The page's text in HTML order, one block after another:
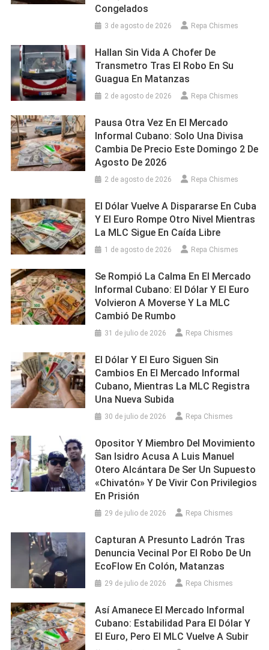
Congelados
3 de agosto de 2026 Repa Chismes
Hallan Sin Vida A Chofer De
Transmetro Tras El Robo En Su
Guagua En Matanzas
2 de agosto de 2026 Repa Chismes
Pausa Otra Vez En El Mercado
Informal Cubano: Solo Una Divisa
Cambia De Precio Este Domingo 2 De
Agosto De 2026
2 de agosto de 2026 Repa Chismes
El Dólar Vuelve A Dispararse En Cuba
Y El Euro Rompe Otro Nivel Mientras
La MLC Sigue En Caída Libre
1 de agosto de 2026 Repa Chismes
Se Rompió La Calma En El Mercado
Informal Cubano: El Dólar Y El Euro
Volvieron A Moverse Y La MLC
Cambió De Rumbo
31 de julio de 2026 Repa Chismes
El Dólar Y El Euro Siguen Sin
Cambios En El Mercado Informal
Cubano, Mientras La MLC Registra
Una Nueva Subida
30 de julio de 2026 Repa Chismes
Opositor Y Miembro Del Movimiento
San Isidro Acusa A Luis Manuel
Otero Alcántara De Ser Un Supuesto
«chivatón» Y De Vivir Con Privilegios
En Prisión
29 de julio de 2026 Repa Chismes
Capturan A Presunto Ladrón Tras
Denuncia Vecinal Por El Robo De Un
EcoFlow En Colón, Matanzas
29 de julio de 2026 Repa Chismes
Así Amanece El Mercado Informal
Cubano: Estabilidad Para El Dólar Y
El Euro, Pero El MLC Vuelve A Subir